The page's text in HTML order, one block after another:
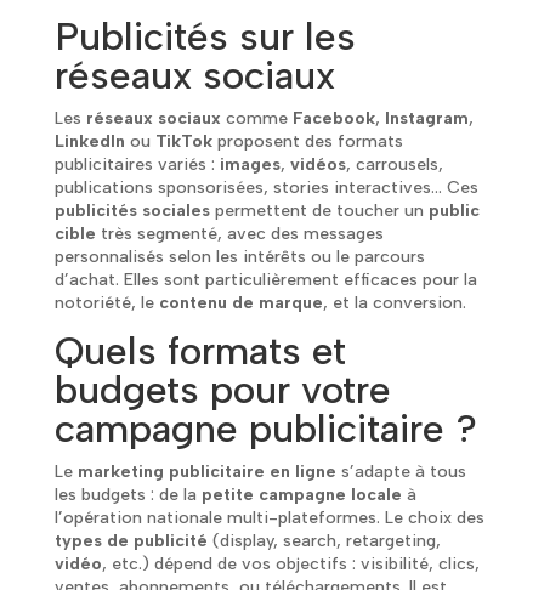
Publicités sur les
réseaux sociaux
Les réseaux sociaux comme Facebook, Instagram,
LinkedIn ou TikTokproposent des formats
publicitaires variés : images, vidéos, carrousels,
publications sponsorisées, stories interactives… Ces
publicités socialespermettent de toucher un public
cible très segmenté, avec des messages
personnalisés selon les intérêts ou le parcours
d’achat. Elles sont particulièrement efficaces pour la
notoriété, le contenu de marque, et la conversion.
Quels formats et
budgets pour votre
campagne publicitaire ?
Le marketing publicitaire en ligne s’adapte à tous
les budgets : de la petite campagne locale à
l’opération nationale multi-plateformes. Le choix des
types de publicité (display, search, retargeting,
vidéo, etc.) dépend de vos objectifs : visibilité, clics,